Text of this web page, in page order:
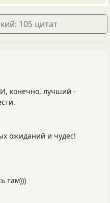
105 цитат
конечно, лучший -
ожиданий и чудес!
там)))